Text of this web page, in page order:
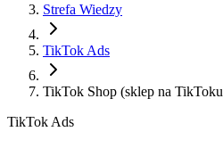
Strefa Wiedzy
TikTok Ads
TikTok Shop (sklep na
TikTok Ads